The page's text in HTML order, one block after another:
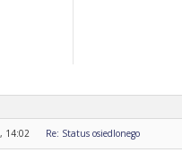
14:02 Re: Status osiedlonego